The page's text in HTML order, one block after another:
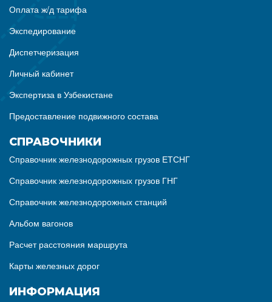
Оплата ж/д тарифа
Экспедирование
Диспетчеризация
Личный кабинет
Экспертиза в Узбекистане
Предоставление подвижного состава
СПРАВОЧНИКИ
Справочник железнодорожных грузов ЕТСНГ
Справочник железнодорожных грузов ГНГ
Справочник железнодорожных станций
Альбом вагонов
Расчет расстояния маршрута
Карты железных дорог
ИНФОРМАЦИЯ